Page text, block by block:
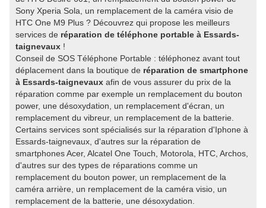
Sony Xperia Sola, un remplacement de la caméra visio de
HTC One M9 Plus ? Découvrez qui propose les meilleurs
services de réparation de téléphone portable à Essards-
taignevaux !
Conseil de SOS Téléphone Portable : téléphonez avant tout
déplacement dans la boutique de réparation de smartphone
à Essards-taignevaux afin de vous assurer du prix de la
réparation comme par exemple un remplacement du bouton
power, une désoxydation, un remplacement d'écran, un
remplacement du vibreur, un remplacement de la batterie.
Certains services sont spécialisés sur la réparation d'Iphone à
Essards-taignevaux, d'autres sur la réparation de
smartphones Acer, Alcatel One Touch, Motorola, HTC, Archos,
d'autres sur des types de réparations comme un
remplacement du bouton power, un remplacement de la
caméra arrière, un remplacement de la caméra visio, un
remplacement de la batterie, une désoxydation.